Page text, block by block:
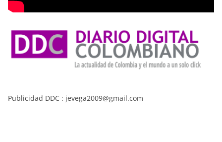
Publicidad DDC : jevega2009@gmail.com